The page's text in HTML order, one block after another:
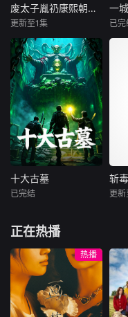
起看生活万岁！废太子胤礽康熙朝的囚徒
一场长达四十年的
“权力PUA”与一个
灵魂的扭曲与崩
溃。
废太子胤礽康熙朝的囚徒
更新至1集
一
已完
十大古墓
深埋地下的古墓，
是历史封存的密
码；层层叠叠的谜
团，藏着岁月掩埋
的真相。纪录片
《十大古墓》聚焦
多座极具传奇色彩
十大古墓
已完结
斩
更新
正在热播
热播